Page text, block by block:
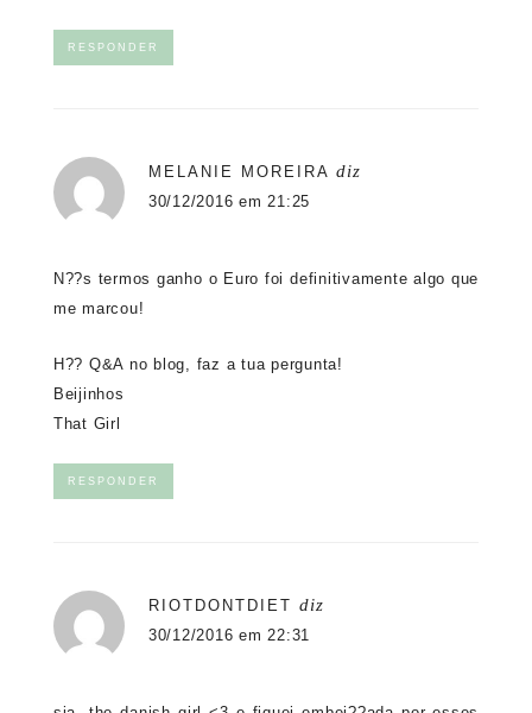
RESPONDER
MELANIE MOREIRA diz
30/12/2016 em 21:25
N??s termos ganho o Euro foi definitivamente algo que
me marcou!
H?? Q&A no blog, faz a tua pergunta!
Beijinhos
That Girl
RESPONDER
RIOTDONTDIET diz
30/12/2016 em 22:31